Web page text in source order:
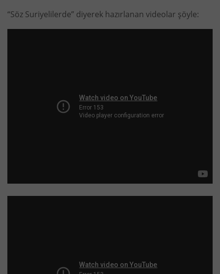
“Söz Suriyelilerde” diyerek hazırlanan videolar şöyle: